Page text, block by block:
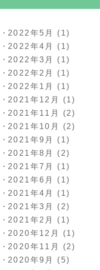
2022年5月
(1)
2022年4月
(1)
2022年3月
(1)
2022年2月
(1)
2022年1月
(1)
2021年12月
(1)
2021年11月
(2)
2021年10月
(2)
2021年9月
(1)
2021年8月
(2)
2021年7月
(1)
2021年6月
(1)
2021年4月
(1)
2021年3月
(2)
2021年2月
(1)
2020年12月
(1)
2020年11月
(2)
2020年9月
(5)